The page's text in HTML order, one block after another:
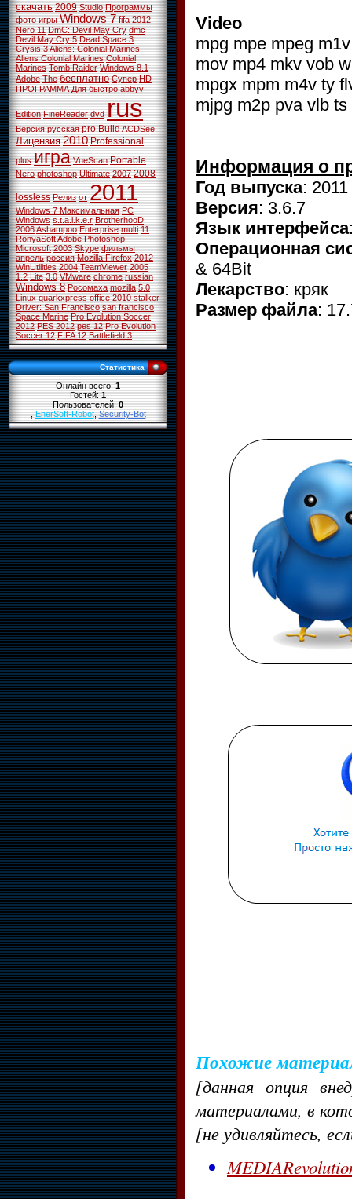
скачать 2009 Studio Программы
фото игры Windows 7 fifa 2012
Nero 11 DmC: Devil May Cry dmc
Devil May Cry 5 Dead Space 3
Crysis 3Aliens: Colonial Marines
Aliens Colonial Marines Colonial
Marines Tomb Raider Windows 8.1
Adobe The бесплатно Супер HD
ПРОГРАММА Для быстро abbyy
Edition FineReader dvd rus
Версия русская pro BuildACDSee
Лицензия 2010 Professional
plus игра VueScan Portable
Nero photoshop Ultimate 2007 2008
lossless Релиз от 2011
Windows 7 Максимальная PC
Windows s.t.a.l.k.e.r BrotherhooD
2006Ashampoo Enterprise multi 11
RonyaSoftAdobe Photoshop
Microsoft 2003 Skype фильмы
апрель россия Mozilla Firefox 2012
WinUtilities 2004 TeamViewer 2005
1.2 Lite 3.0 VMware chrome russian
Windows 8 Росомаха mozilla 5.0
Linux quarkxpress office 2010 stalker
Driver: San Francisco san francisco
Space Marine Pro Evolution Soccer
2012 PES 2012 pes 12 Pro Evolution
Soccer 12 FIFA 12 Battlefield 3
Статистика
Онлайн всего:1
Гостей:1
Пользователей:0
,EnerSoft-Robot,Security-Bot
Video
mpg mpe mpeg
mov mp4 mkv vob
mpgx mpm m4v ty
mjpg m2p pva vlb
Информация о
Год выпуска: 2011
Версия: 3.6.7
Язык интерфейса
Операционная
& 64Bit
Лекарство: кряк
Размер файла:
Похожие
[данная опция
материалами, в
[не удивляйтесь,